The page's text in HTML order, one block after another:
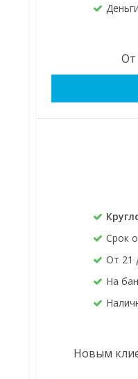
От
Срок
От 21
На
Новым